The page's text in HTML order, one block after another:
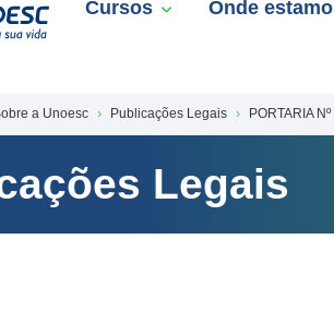
Cursos Onde
a Unoesc Publicações Legais PORTARIA
Legais